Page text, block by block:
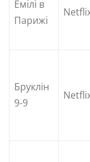
Емілі в
Парижі
Бруклін
9-9